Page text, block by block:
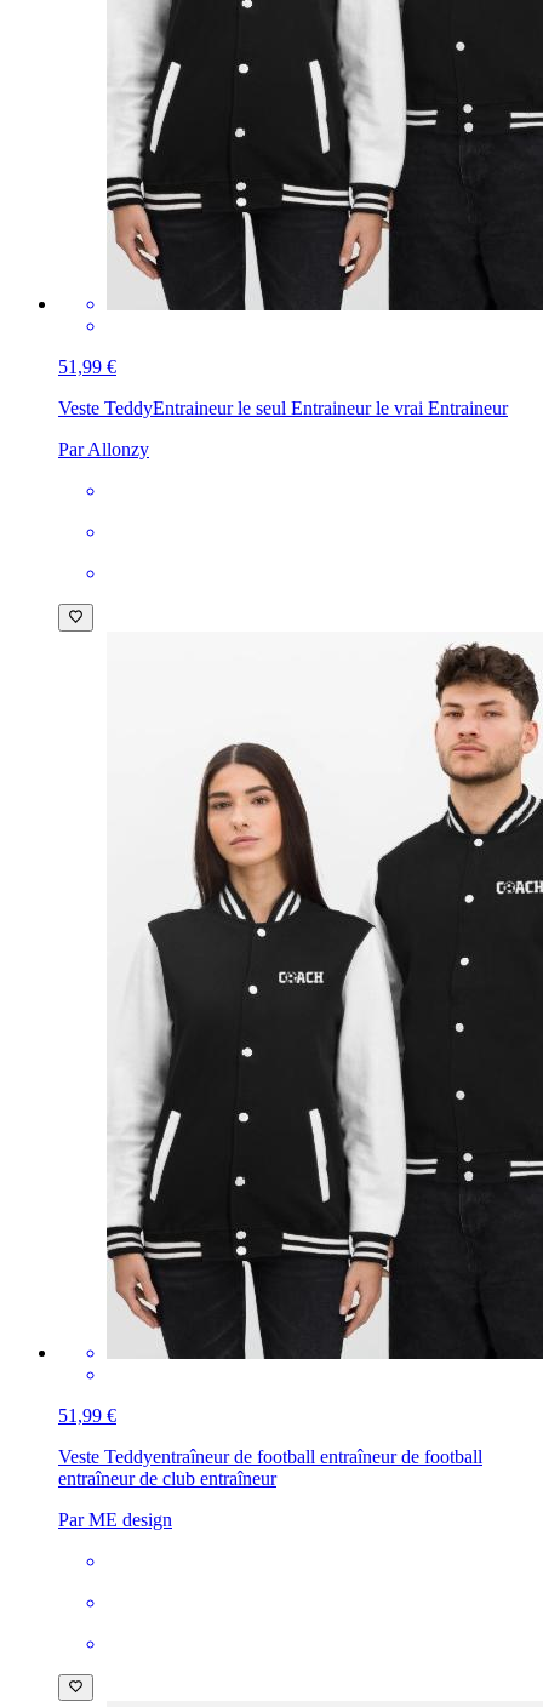
51,99 €
Veste TeddyEntraineur le seul Entraineur le vrai Entraineur
Par Allonzy
51,99 €
Veste Teddyentraîneur de football entraîneur de football
entraîneur de club entraîneur
Par ME design